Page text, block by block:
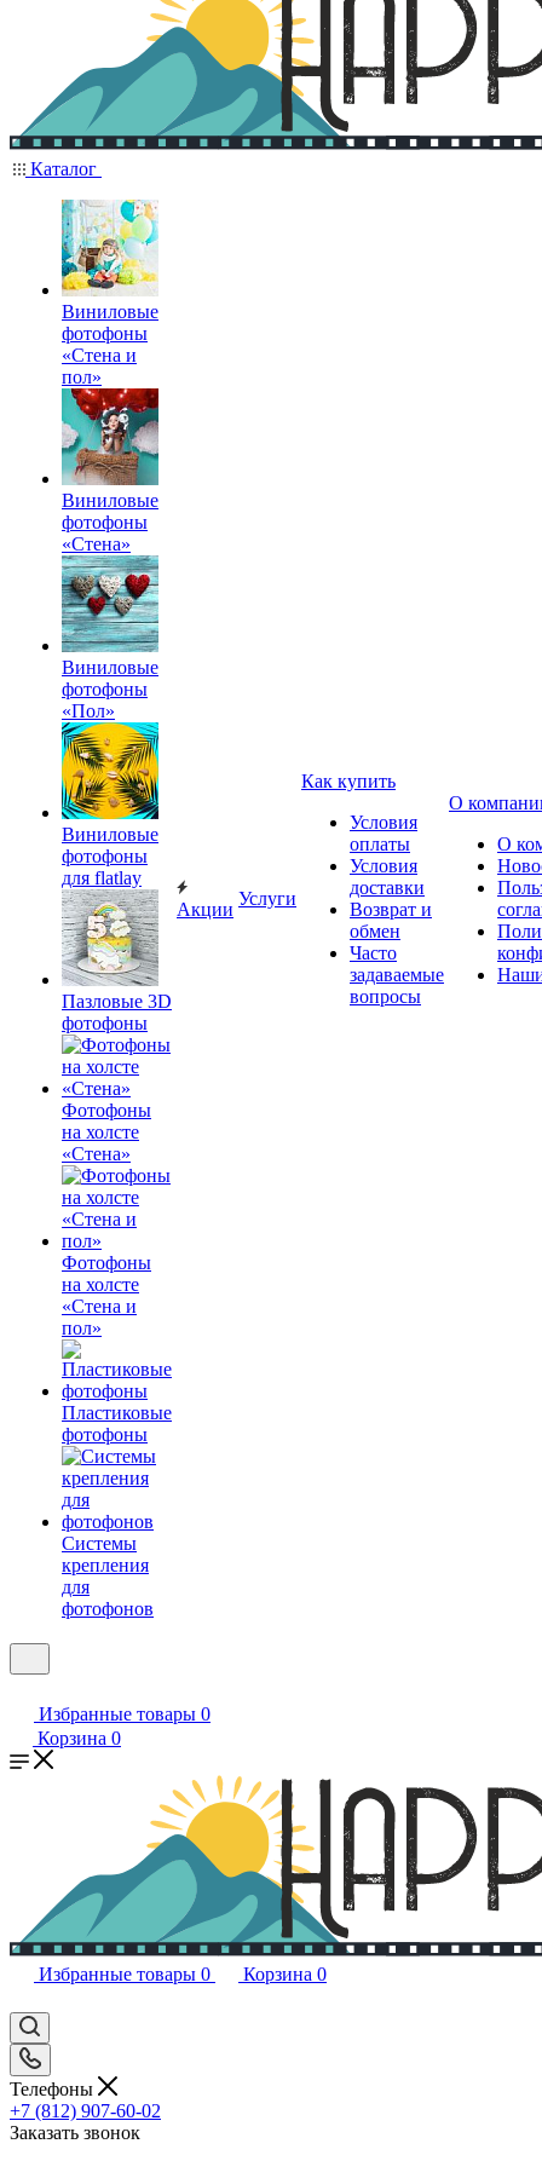
Каталог
Виниловые
фотофоны
«Стена и
пол»
Виниловые
фотофоны
«Стена»
Виниловые
фотофоны
«Пол»
Виниловые
фотофоны
для flatlay
Пазловые 3D
фотофоны
Фотофоны
на холсте
«Стена»
Фотофоны
на холсте
«Стена и
пол»
Пластиковые
фотофоны
Системы
крепления
для
фотофонов
Акции
Услуги
Как купить
Условия
оплаты
Условия
доставки
Возврат и
обмен
Часто
задаваемые
вопросы
О
О
Избранные товары 0
Корзина 0
Избранные товары 0 Корзина 0
Телефоны
+7 (812) 907-60-02
Заказать звонок